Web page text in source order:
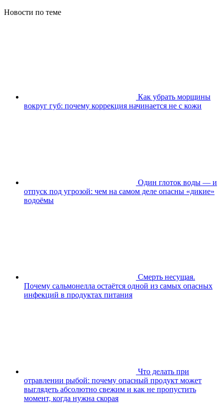
Новости по теме
Как убрать морщины
вокруг губ: почему коррекция начинается не с кожи
Один глоток воды — и
отпуск под угрозой: чем на самом деле опасны «дикие»
водоёмы
Смерть несущая.
Почему сальмонелла остаётся одной из самых опасных
инфекций в продуктах питания
Что делать при
отравлении рыбой: почему опасный продукт может
выглядеть абсолютно свежим и как не пропустить
момент, когда нужна скорая